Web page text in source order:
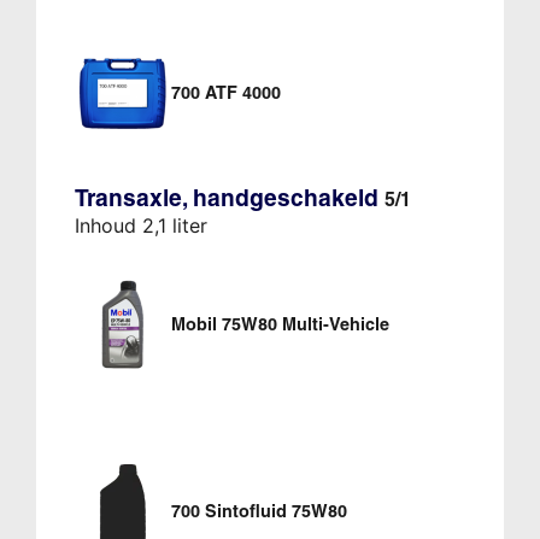
700 ATF 4000
Transaxle, handgeschakeld 5/1
Inhoud 2,1 liter
Mobil 75W80 Multi-Vehicle
700 Sintofluid 75W80